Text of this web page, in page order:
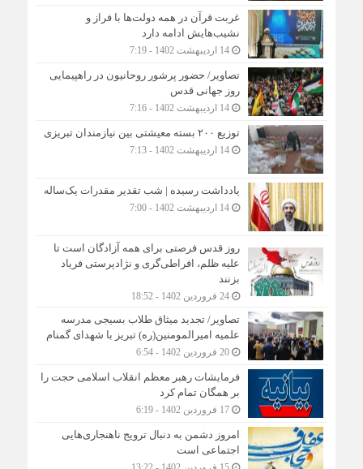
غربت قرآن در همه دولت‌ها با فراز و
نشیب‌هایش ادامه دارد
14 اردیبهشت 1402 - 7:19
تصاویر/ حضور پرشور روحانیون در راهپیمایی
روز جهانی قدس
14 اردیبهشت 1402 - 7:16
توزیع ۲۰۰ بسته معیشتی بین نیازمندان تبریزی
14 اردیبهشت 1402 - 7:13
یادداشت رسیده | شب تقدیر مقدرات یک‌ساله
14 اردیبهشت 1402 - 7:00
روز قدس فرصتی برای همه آزادگان است تا
علیه ظلم، افراطی‌گری و نژادپرستی فریاد
بزنند
24 فروردین 1402 - 18:52
تصاویر/ تجدید میثاق طلاب بسیجی مدرسه
علمیه امیرالمومنین(ره) تبریز با شهدای گمنام
20 فروردین 1402 - 6:54
فرمایشات رهبر معظم انقلاب اسلامی حجت را
بر همگان تمام کرد
17 فروردین 1402 - 6:19
امروز دشمن به دنبال ترویج ناهنجاری‌هایی
اجتماعی است